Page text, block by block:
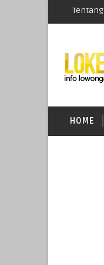
Tentang
HOME